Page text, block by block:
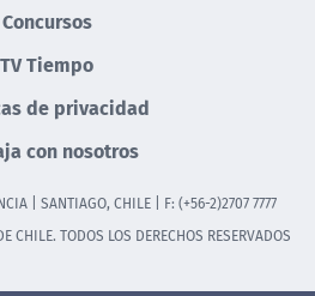
Concursos
TV Tiempo
de privacidad
con nosotros
| SANTIAGO, CHILE | F: (+56-2)2707 7777
TODOS LOS DERECHOS RESERVADOS